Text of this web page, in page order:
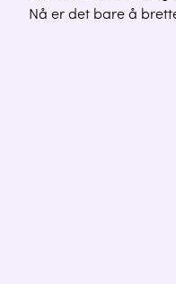
Nå er det bare å